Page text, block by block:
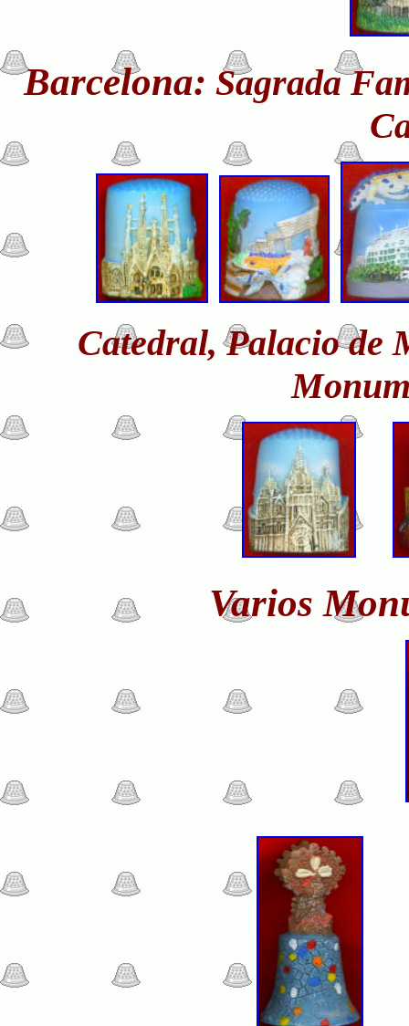
Barcelona: Sagrada
Catedral, Palacio de
Varios